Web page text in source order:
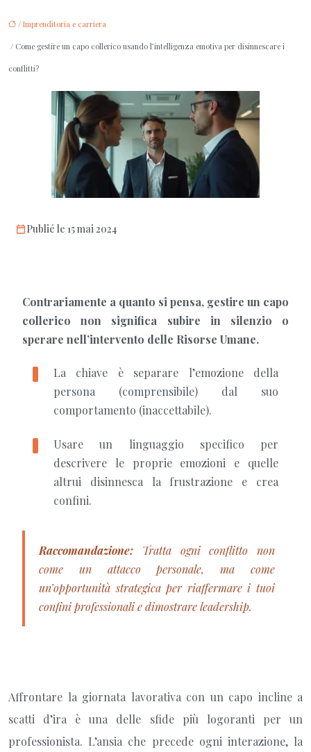
/ Imprenditoria e carriera
/ Come gestire un capo collerico usando l’intelligenza emotiva per disinnescare i
conflitti?
Publié le 15 mai 2024
Contrariamente a quanto si pensa, gestire un capo
collerico non significa subire in silenzio o
sperare nell’intervento delle Risorse Umane.
La chiave è separare l’emozione della
persona (comprensibile) dal suo
comportamento (inaccettabile).
Usare un linguaggio specifico per
descrivere le proprie emozioni e quelle
altrui disinnesca la frustrazione e crea
confini.
Raccomandazione: Tratta ogni conflitto non
come un attacco personale, ma come
un’opportunità strategica per riaffermare i tuoi
confini professionali e dimostrare leadership.
Affrontare la giornata lavorativa con un capo incline a
scatti d’ira è una delle sfide più logoranti per un
professionista. L’ansia che precede ogni interazione, la